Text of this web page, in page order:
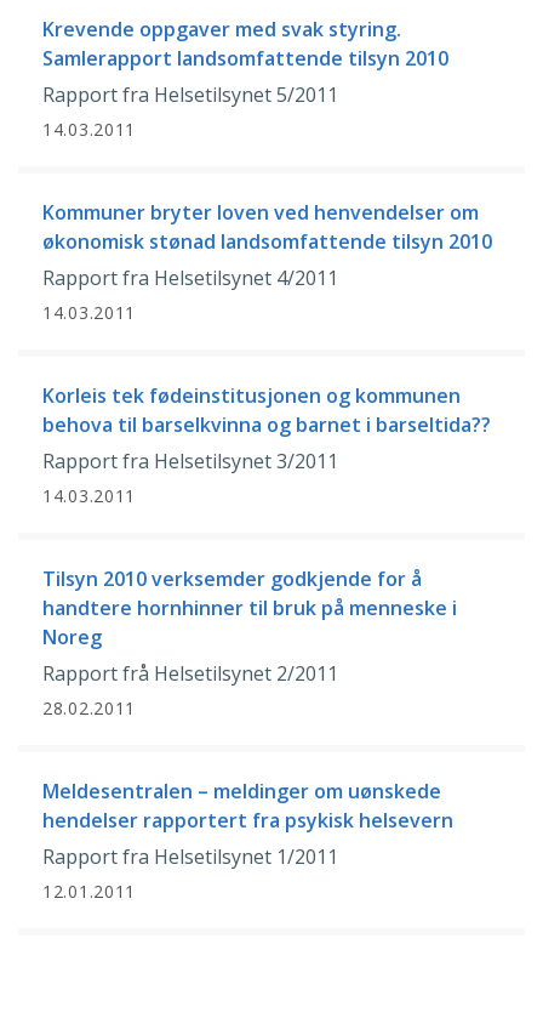
Krevende oppgaver med svak styring.
Samlerapport landsomfattende tilsyn 2010
Rapport fra Helsetilsynet 5/2011
14.03.2011
Kommuner bryter loven ved henvendelser om
økonomisk stønad landsomfattende tilsyn 2010
Rapport fra Helsetilsynet 4/2011
14.03.2011
Korleis tek fødeinstitusjonen og kommunen
behova til barselkvinna og barnet i barseltida??
Rapport fra Helsetilsynet 3/2011
14.03.2011
Tilsyn 2010 verksemder godkjende for å
handtere hornhinner til bruk på menneske i
Noreg
Rapport frå Helsetilsynet 2/2011
28.02.2011
Meldesentralen – meldinger om uønskede
hendelser rapportert fra psykisk helsevern
Rapport fra Helsetilsynet 1/2011
12.01.2011